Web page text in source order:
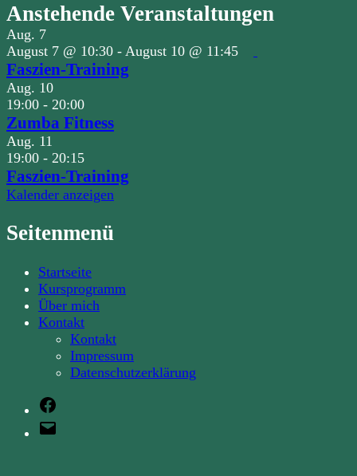
Anstehende Veranstaltungen
Aug. 7
August 7 @ 10:30 - August 10 @ 11:45
Faszien-Training
Aug. 10
19:00 - 20:00
Zumba Fitness
Aug. 11
19:00 - 20:15
Faszien-Training
Kalender anzeigen
Seitenmenü
Startseite
Kursprogramm
Über mich
Kontakt
Kontakt
Impressum
Datenschutzerklärung